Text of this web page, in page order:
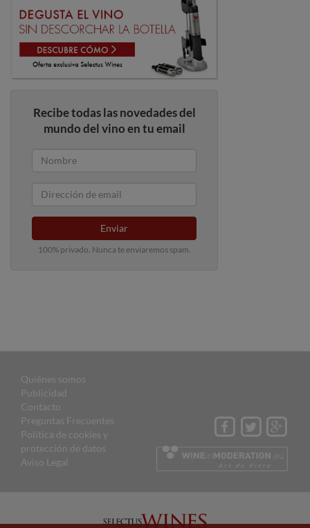
Recibe todas las novedades del
mundo del vino en tu email
Enviar
100% privado. Nunca te enviaremos spam.
Quiénes somos
Publicidad
Contacto
Preguntas Frecuentes
Política de cookies y
protección de datos
Aviso Legal